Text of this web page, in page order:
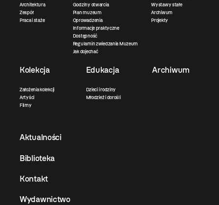
Architektura
Zespół
Praca i staże
Godziny otwarcia
Plan muzeum
Oprowadzenia
Informacje praktyczne
Dostępność
Regulamin zwiedzania Muzeum
Jak dojechać
Wystawy stałe
Archiwum
Projekty
Kolekcja
Założenia kolekcji
Artyści
Filmy
Edukacja
Dzieci i rodziny
Młodzież i dorośli
Archiwum
Aktualności
Biblioteka
Kontakt
Wydawnictwo